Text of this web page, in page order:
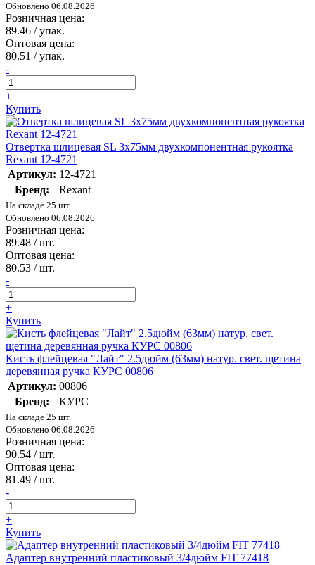
Обновлено 06.08.2026
Розничная цена:
89.46 / упак.
Оптовая цена:
80.51 / упак.
-
+
Купить
Отвертка шлицевая SL 3х75мм двухкомпонентная рукоятка
Rexant 12-4721
Артикул: 12-4721
Бренд:
Rexant
На складе 25 шт.
Обновлено 06.08.2026
Розничная цена:
89.48 / шт.
Оптовая цена:
80.53 / шт.
-
+
Купить
Кисть флейцевая "Лайт" 2.5дюйм (63мм) натур. свет. щетина
деревянная ручка КУРС 00806
Артикул: 00806
Бренд:
КУРС
На складе 25 шт.
Обновлено 06.08.2026
Розничная цена:
90.54 / шт.
Оптовая цена:
81.49 / шт.
-
+
Купить
Адаптер внутренний пластиковый 3/4дюйм FIT 77418